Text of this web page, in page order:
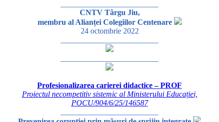
CNTV Târgu Jiu,
membru al Alianței Colegiilor Centenare
24 octombrie 2022
Profesionalizarea carierei didactice – PROF
Proiectul necompetitiv sistemic al Ministerului Educației,
POCU/904/6/25/146587